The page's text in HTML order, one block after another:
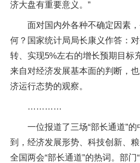
济大盘有重要意义。”
面对国内外各种不确定因素
何？国家统计局局长康义作答：
转、实现5%左右的增长预期目标
来自对经济发展基本面的判断，
济运行态势的观察。
…………
一位报道了三场“部长通道”
到，经济发展形势、科技创新、
全国两会“部长通道”的热词。部门